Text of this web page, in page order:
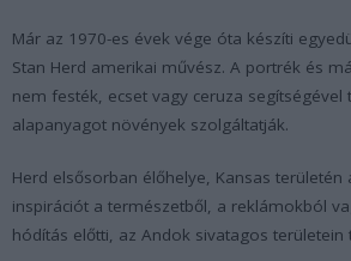
Már az 1970-es évek vége óta készíti
Stan Herd amerikai művész. A portrék és
nem festék, ecset vagy ceruza segítségével
alapanyagot növények szolgáltatják.
Herd elsősorban élőhelye, Kansas területén
inspirációt a természetből, a reklámokból
hódítás előtti, az Andok sivatagos